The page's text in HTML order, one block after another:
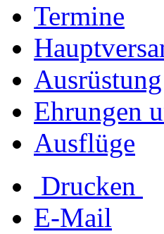
Termine
Ausrüstung
Ehrungen
Ausflüge
Drucken
E-Mail